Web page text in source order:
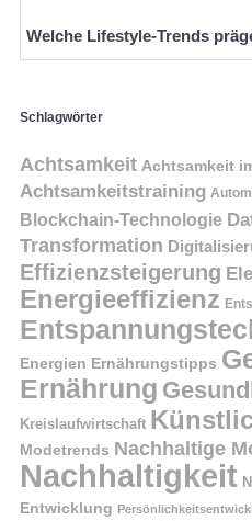
Welche Lifestyle-Trends
Schlagwörter
Achtsamkeit Achtsamkeit
Achtsamkeitstraining
Blockchain-Technologie
Transformation
Effizienzsteigerung
Energieeffizienz
Energien Ernährungstipps
Ernährung
Kreislaufwirtschaft
Modetrends Nachhaltige
Nachhaltigkeit
Entwicklung